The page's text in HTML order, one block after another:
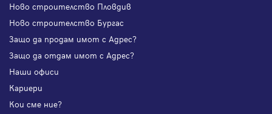
Ново строителство Пловдив
Ново строителство Бургас
Защо да продам имот с Адрес?
Защо да отдам имот с Адрес?
Наши офиси
Кариери
Кои сме ние?